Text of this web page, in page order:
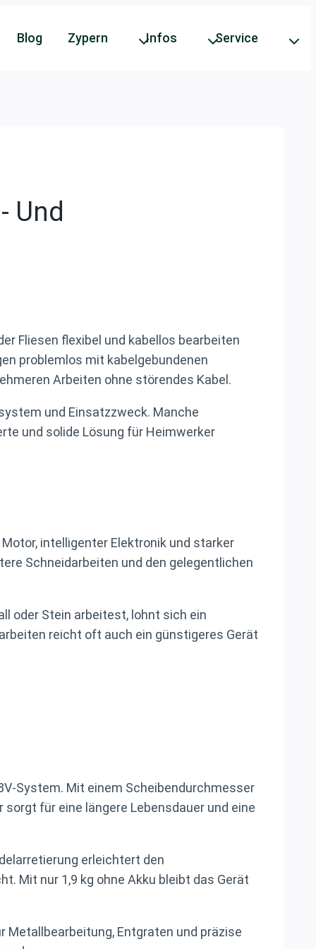
Blog Zypern Infos Service
Und
Fliesen flexibel und kabellos bearbeiten
problemlos mit kabelgebundenen
Arbeiten ohne störendes Kabel.
und Einsatzzweck. Manche
und solide Lösung für Heimwerker
intelligenter Elektronik und starker
Schneidarbeiten und den gelegentlichen
oder Stein arbeitest, lohnt sich ein
reicht oft auch ein günstigeres Gerät
System. Mit einem Scheibendurchmesser
für eine längere Lebensdauer und eine
erleichtert den
Mit nur 1,9 kg ohne Akku bleibt das Gerät
Entgraten und präzise